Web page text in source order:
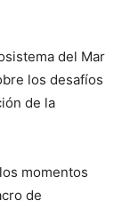
del Mar
los desafíos
de la
momentos
de